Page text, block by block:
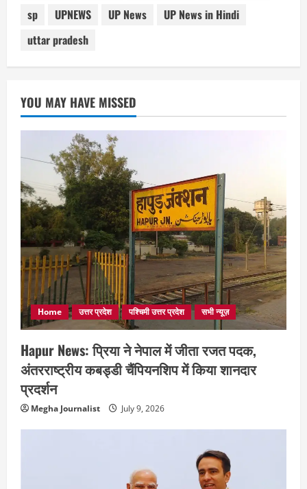
sp
UPNEWS UP News
UP News in Hindi
uttar pradesh
YOU MAY HAVE MISSED
Home उत्तर प्रदेश पश्चिमी उत्तर प्रदेश सभी न्यूज़
Hapur News: प्रिया ने नेपाल में जीता रजत पदक,
अंतरराष्ट्रीय कबड्डी चैंपियनशिप में किया शानदार
प्रदर्शन
Megha Journalist July 9, 2026